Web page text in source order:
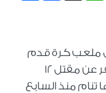
ملعب كرة قدم
بمجدل شمس في الجولان، ما أسفر عن مقتل 12
40 آخرين، لكنها تنام منذ السابع